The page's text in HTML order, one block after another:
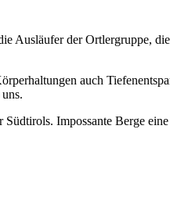
Ausläufer der Ortlergruppe,
auch
Impossante Berge